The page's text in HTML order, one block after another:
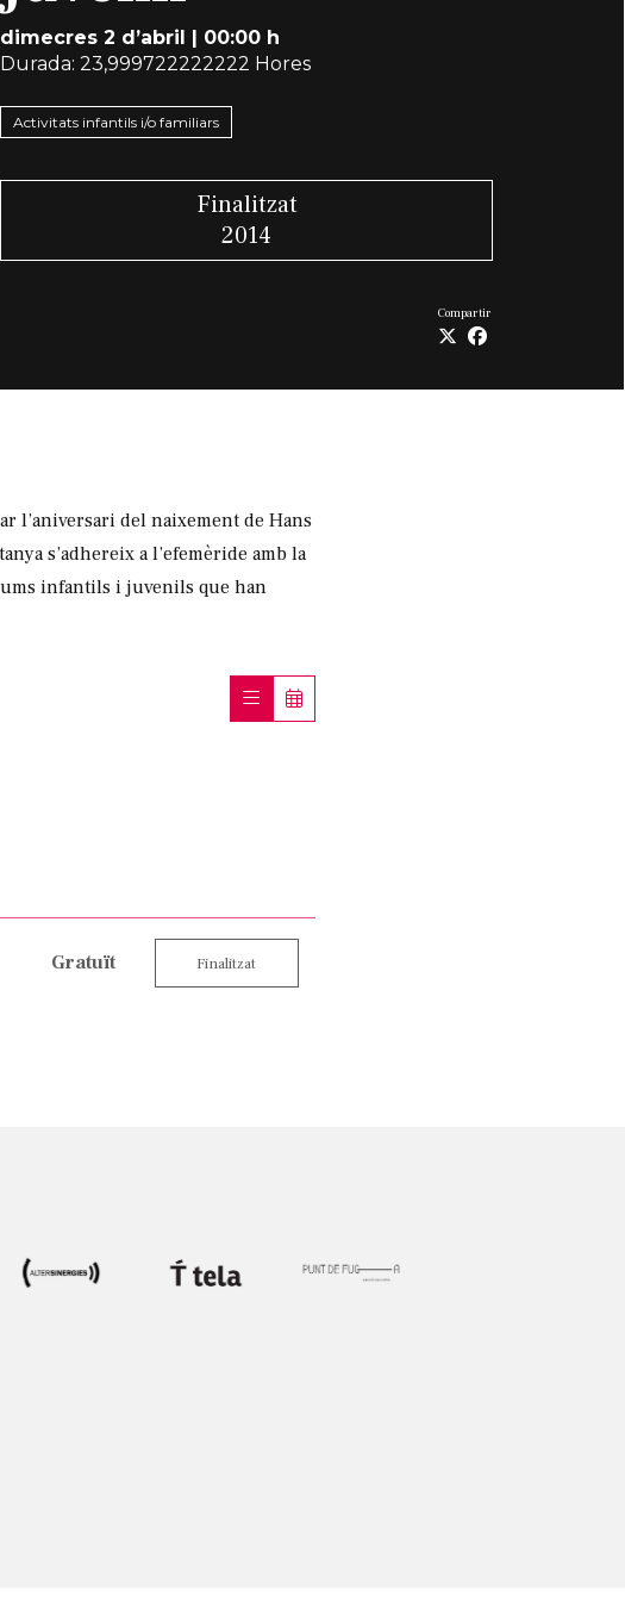
dimecres 2 d’abril
00:00 h
Durada: 23,999722222222 Hores
Activitats infantils i/o familiars
Finalitzat
2014
Compartir
l’aniversari del naixement de Hans
s’adhereix a l’efemèride amb la
infantils i juvenils que han
Gratuït Finalitzat